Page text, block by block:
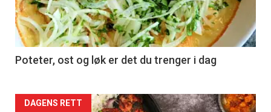
Poteter, ost og løk er det du trenger i dag
Forsiden
DAGENS RETT